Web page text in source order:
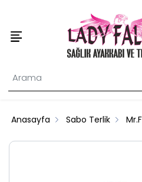
Anasayfa Sabo Terlik